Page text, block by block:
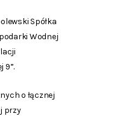
Spółka
Wodnej
9”.
o łącznej
przy